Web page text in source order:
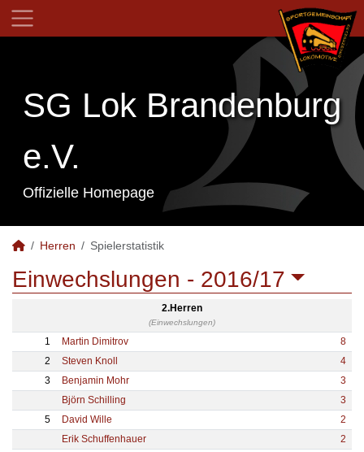
SG Lok Brandenburg
e.V.
Offizielle Homepage
Herren Spielerstatistik
Einwechslungen - 2016/17
2.Herren
(Einwechslungen)
1 Martin Dimitrov
8
2
Steven Knoll
4
3
Benjamin Mohr
3
Björn Schilling
3
5
David Wille
2
Erik Schuffenhauer
2